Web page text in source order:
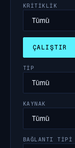
KRITIKLIK
ÇALIŞTIR
TIP
KAYNAK
BAĞLANTI TIPI